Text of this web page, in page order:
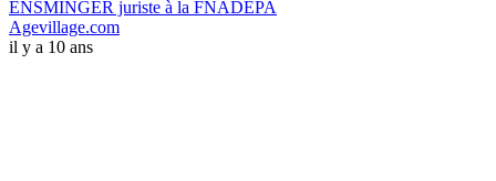
ENSMINGER juriste à la FNADEPA
Agevillage.com
il y a 10 ans